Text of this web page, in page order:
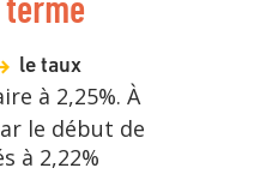
le taux
à 2,25%. À
le début de
à 2,22%